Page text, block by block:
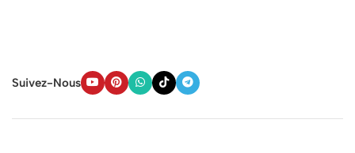
Suivez-Nous